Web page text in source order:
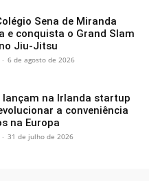
Sena de Miranda
e conquista o Grand Slam
Jiu-Jitsu
- 6 de agosto de 2026
lançam na Irlanda startup
a conveniência
na Europa
- 31 de julho de 2026